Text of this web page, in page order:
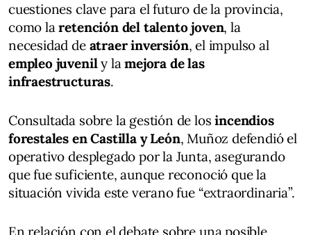
cuestiones clave para el futuro de la provincia,
como laretención del talento joven, la
necesidad de atraer inversión, el impulso al
empleo juvenily lamejora de las
infraestructuras.
Consultada sobre la gestión de losincendios
forestales en Castilla y León, Muñoz defendió el
operativo desplegado por la Junta, asegurando
que fue suficiente, aunque reconoció que la
situación vivida este verano fue “extraordinaria”.
En relación con el debate sobre una posible